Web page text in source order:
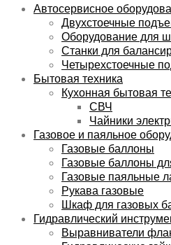
Автосервисное
Двухстоечные
Оборудование для
Станки для
Четырехстоечные
Бытовая техника
Кухонная бытовая
СВЧ
Чайники
Газовое и паяльное
Газовые баллоны
Газовые баллоны
Газовые паяльные
Рукава газовые
Шкаф для газовых
Гидравлический
Выравниватели